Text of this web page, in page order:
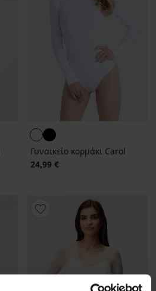
Γυναικείο κορμάκι Carol
24,99 €